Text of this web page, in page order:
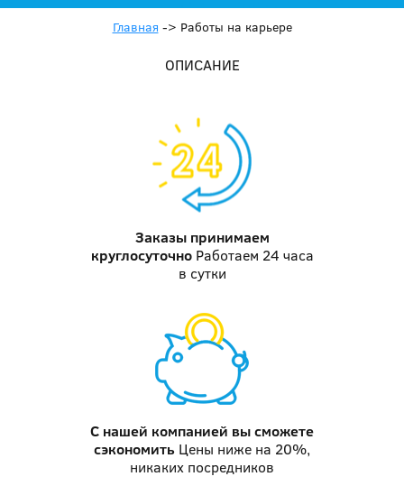
Главная -> Работы на карьере
ОПИСАНИЕ
Заказы принимаем
круглосуточно Работаем 24 часа
в сутки
С нашей компанией вы сможете
сэкономить Цены ниже на 20%,
никаких посредников